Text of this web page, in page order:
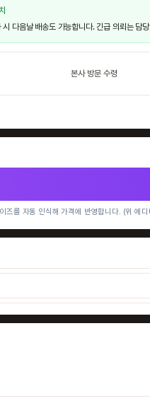
다음날 배송도 가능합니다. 긴급 의뢰는 담
본사 방문 수령
즈를 자동 인식해 가격에 반영합니다. (위 에